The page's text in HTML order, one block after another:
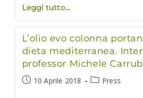
Leggi tuttoL’olio
riduzione
dei
livelli
di
Intervista
L’olio evo colonna
dieta mediterranea.
professor Michele
Articolo10 Aprile 2018
Categoria
Press